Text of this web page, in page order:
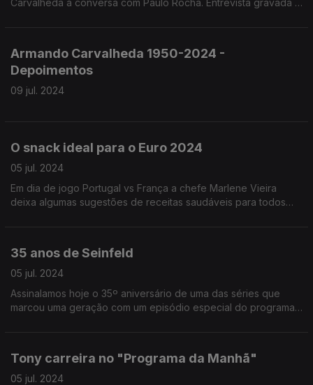
Carvalheda à conversa com Paulo Rocha. Entrevista gravada a
Armando Carvalheda 1950-2024 -
Depoimentos
09 jul. 2024
O snack ideal para o Euro 2024
05 jul. 2024
Em dia de jogo Portugal vs França a chefe Marlene Vieira
deixa algumas sugestões de receitas saudáveis para todos
35 anos de Seinfeld
05 jul. 2024
Assinalamos hoje o 35º aniversário de uma das séries que
marcou uma geração com um episódio especial do programa
Tony carreira no "Programa da Manhã"
05 jul. 2024